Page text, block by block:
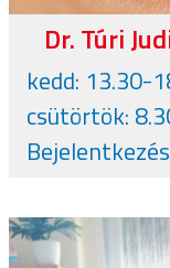
Dr. Túri
kedd: 13.30-
csütörtök: